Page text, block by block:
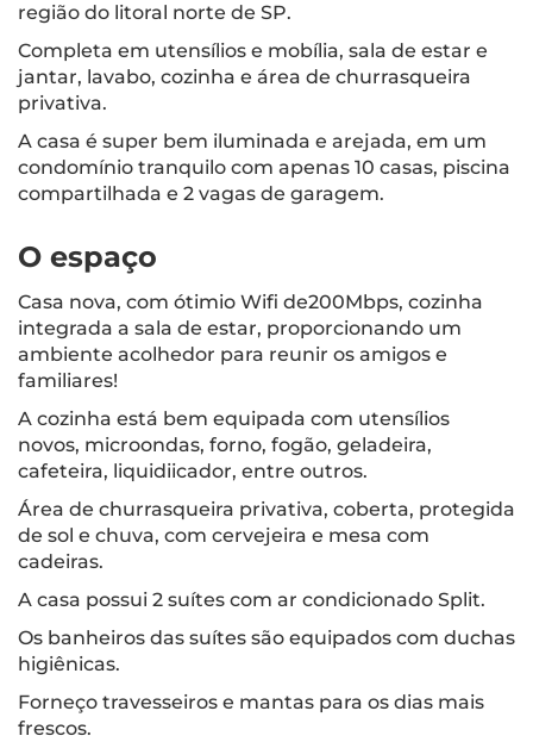
região do litoral norte de SP.
Completa em utensílios e mobília, sala de estar e
jantar, lavabo, cozinha e área de churrasqueira
privativa.
A casa é super bem iluminada e arejada, em um
condomínio tranquilo com apenas 10 casas, piscina
compartilhada e 2 vagas de garagem.
O espaço
Casa nova, com ótimio Wifi de200Mbps, cozinha
integrada a sala de estar, proporcionando um
ambiente acolhedor para reunir os amigos e
familiares!
A cozinha está bem equipada com utensílios
novos, microondas, forno, fogão, geladeira,
cafeteira, liquidiicador, entre outros.
Área de churrasqueira privativa, coberta, protegida
de sol e chuva, com cervejeira e mesa com
cadeiras.
A casa possui 2 suítes com ar condicionado Split.
Os banheiros das suítes são equipados com duchas
higiênicas.
Forneço travesseiros e mantas para os dias mais
frescos.